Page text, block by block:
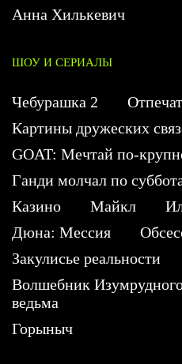
Анна Хилькевич
ШОУ И СЕРИАЛЫ
Чебурашка 2
Картины дружеских
GOAT: Мечтай по-
Ганди молчал по
Казино
Майкл
Дюна: Мессия
Закулисье реальности
Волшебник
ведьма
Горыныч